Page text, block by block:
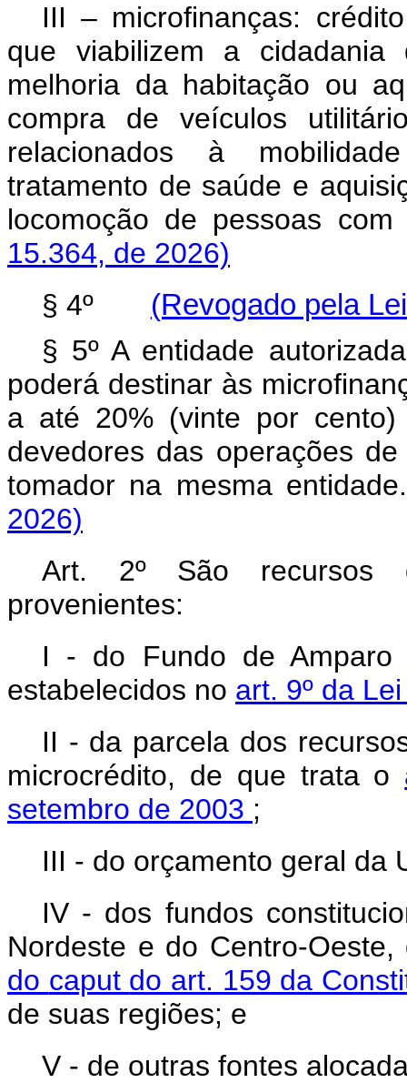
III – microfinanças:
que viabilizem a cidadania
melhoria da habitação ou
compra de veículos
relacionados à
tratamento de saúde e
locomoção de pessoas com
15.364, de 2026)
§ 4º
(Revogado pela
§ 5º A entidade
poderá destinar às
a até 20% (vinte por
devedores das operações
tomador na mesma entidade.
2026)
Art. 2º São recursos
provenientes:
I - do Fundo de Amparo
estabelecidos no art. 9º da
II - da parcela dos
microcrédito, de que trata o
setembro de 2003 ;
III - do orçamento geral da
IV - dos fundos
Nordeste e do Centro-
do caput do art. 159 da
de suas regiões; e
V - de outras fontes